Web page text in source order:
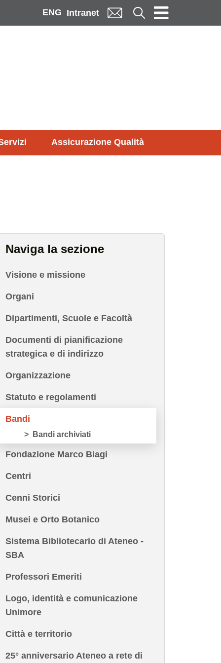
ENG Intranet Cerca
Assicurazione Qualità
Naviga la sezione
Visione e missione
Organi
Dipartimenti, Scuole e Facoltà
Documenti di pianificazione
strategica e di indirizzo
Organizzazione
Statuto e regolamenti
Bandi
Bandi archiviati
Fondazione Marco Biagi
Centri
Cenni Storici
Musei e Orto Botanico
Sistema Bibliotecario di Ateneo -
SBA
Professori Emeriti
Logo, identità e comunicazione
Unimore
Città e territorio
25° anniversario Ateneo a rete di